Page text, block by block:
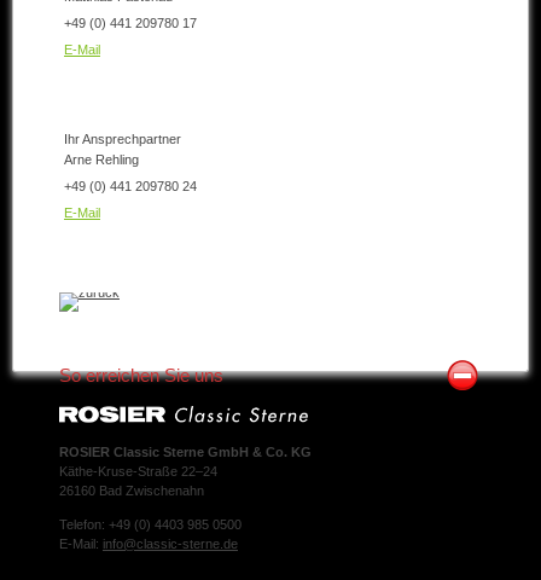
+49 (0) 441 209780 17
E-Mail
Ihr Ansprechpartner
Arne Rehling
+49 (0) 441 209780 24
E-Mail
So erreichen Sie uns
ROSIER Classic Sterne GmbH & Co. KG
Käthe-Kruse-Straße 22–24
26160 Bad Zwischenahn
Telefon: +49 (0) 4403 985 0500
E-Mail: info@classic-sterne.de